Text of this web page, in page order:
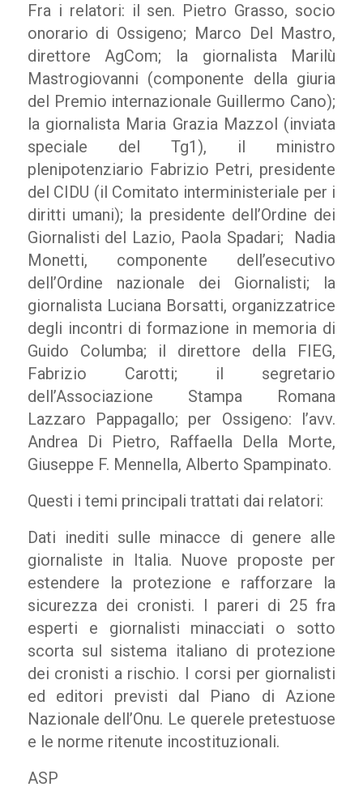
Fra i relatori: il sen. Pietro Grasso, socio
onorario di Ossigeno; Marco Del Mastro,
direttore AgCom; la giornalista Marilù
Mastrogiovanni (componente della giuria
del Premio internazionale Guillermo Cano);
la giornalista Maria Grazia Mazzol (inviata
speciale del Tg1), il ministro
plenipotenziario Fabrizio Petri, presidente
del CIDU (il Comitato interministeriale per i
diritti umani); la presidente dell’Ordine dei
Giornalisti del Lazio, Paola Spadari; Nadia
Monetti, componente dell’esecutivo
dell’Ordine nazionale dei Giornalisti; la
giornalista Luciana Borsatti, organizzatrice
degli incontri di formazione in memoria di
Guido Columba; il direttore della FIEG,
Fabrizio Carotti; il segretario
dell’Associazione Stampa Romana
Lazzaro Pappagallo; per Ossigeno: l’avv.
Andrea Di Pietro, Raffaella Della Morte,
Giuseppe F. Mennella, Alberto Spampinato.
Questi i temi principali trattati dai relatori:
Dati inediti sulle minacce di genere alle
giornaliste in Italia. Nuove proposte per
estendere la protezione e rafforzare la
sicurezza dei cronisti. I pareri di 25 fra
esperti e giornalisti minacciati o sotto
scorta sul sistema italiano di protezione
dei cronisti a rischio. I corsi per giornalisti
ed editori previsti dal Piano di Azione
Nazionale dell’Onu. Le querele pretestuose
e le norme ritenute incostituzionali.
ASP